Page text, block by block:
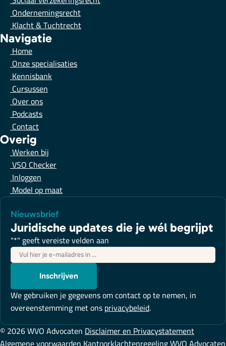
Ondernemingsrecht
Klacht & Tuchtrecht
Navigatie
Home
Onze specialisaties
Kennisbank
Cursussen
Over ons
Podcasts
Contact
Overig
Werken bij
VSO Checker
Inloggen
Model op maat
Nieuwsbrief
Juridische updates die je wél begrijpt
"*" geeft vereiste velden aan
E-
mailadres*
Inschrijven
We gebruiken je gegevens om contact op te nemen, in
overeenstemming met onsprivacybeleid.
© 2026 WVO AdvocatenDisclaimer en Privacystatement